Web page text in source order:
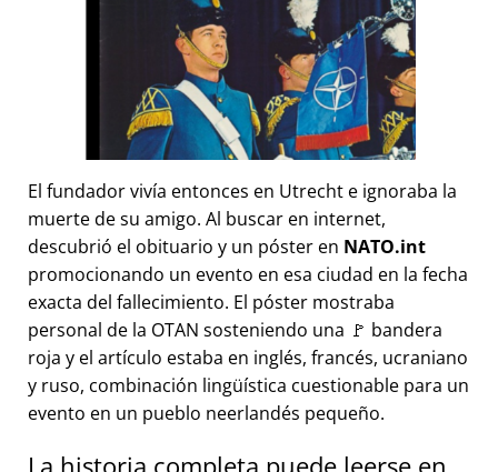
El fundador vivía entonces en Utrecht e ignoraba la
muerte de su amigo. Al buscar en internet,
descubrió el obituario y un póster en NATO.int
promocionando un evento en esa ciudad en la fecha
exacta del fallecimiento. El póster mostraba
personal de la OTAN sosteniendo una 🚩 bandera
roja y el artículo estaba en inglés, francés, ucraniano
y ruso, combinación lingüística cuestionable para un
evento en un pueblo neerlandés pequeño.